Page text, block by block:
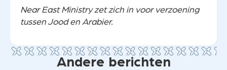
Near East Ministry zet zich in voor verzoening
tussen Jood en Arabier.
Andere berichten